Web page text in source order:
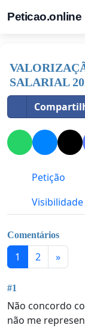
Peticao.online
SALARIAL
Petição
Comentários
1 2 »
#1
Não concordo
não me